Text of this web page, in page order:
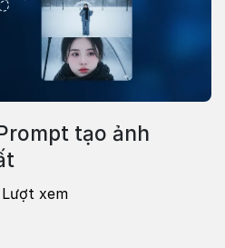
tạo ảnh
xem